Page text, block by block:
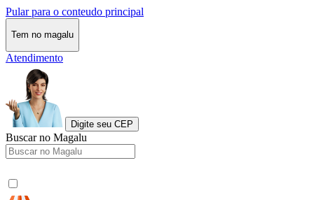
Pular para o conteudo principal
Tem no magalu
Atendimento
Digite seu CEP
Buscar no Magalu